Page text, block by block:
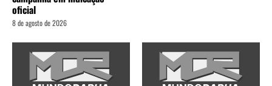
oficial
8 de agosto de 2026